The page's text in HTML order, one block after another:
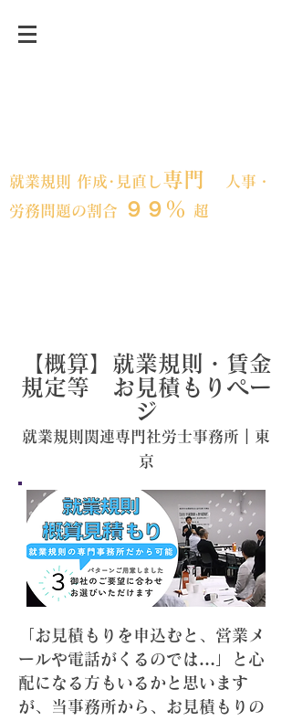
就業規則 作成･見直し専門
人事・
労務問題の割合
９９％ 超
【概算】​就業規則・賃金
規定等 お見積もりペー
ジ
​就業規則関連専門社労士事務所｜東
京
「お見積もりを申込むと、営業メ
ールや電話がくるのでは…」と心
配になる方もいるかと思います
が、当事務所から、お見積もりの